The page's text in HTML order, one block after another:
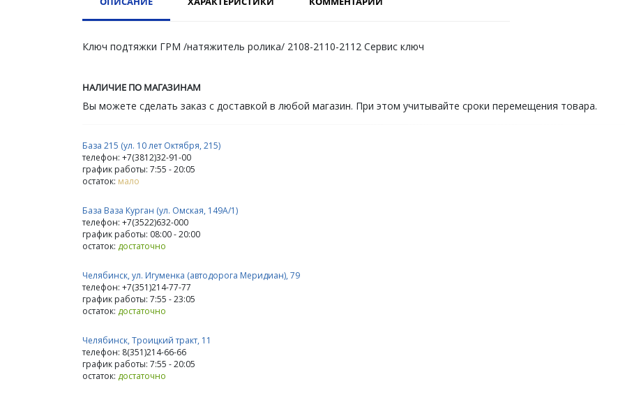
Ключ подтяжки ГРМ /натяжитель ролика/ 2108-2110-2112 Сервис ключ
НАЛИЧИЕ ПО МАГАЗИНАМ
Вы можете сделать заказ с доставкой в любой магазин. При этом учитывайте сроки перемещения товара.
База 215 (ул. 10 лет Октября, 215)
телефон: +7(3812)32-91-00
график работы: 7:55 - 20:05
остаток: мало
База Ваза Курган (ул. Омская, 149А/1)
телефон: +7(3522)632-000
график работы: 08:00 - 20:00
остаток: достаточно
Челябинск, ул. Игуменка (автодорога Меридиан), 79
телефон: +7(351)214-77-77
график работы: 7:55 - 23:05
остаток: достаточно
Челябинск, Троицкий тракт, 11
телефон: 8(351)214-66-66
график работы: 7:55 - 20:05
остаток: достаточно